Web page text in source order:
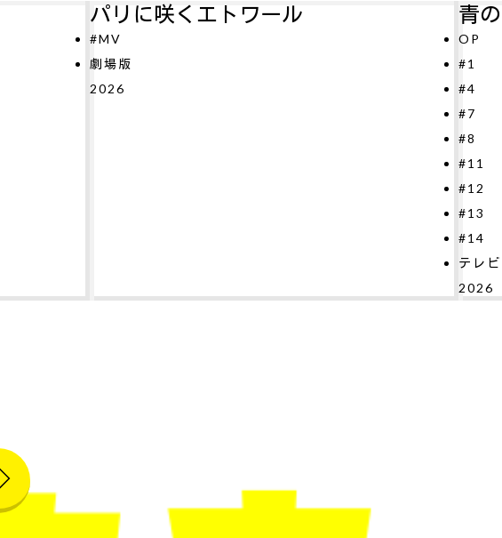
青のミブロ—芹沢暗殺編—
OP
#1
#4
ア
#11
テレ
2026